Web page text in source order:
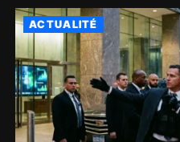
ACTUALITÉ